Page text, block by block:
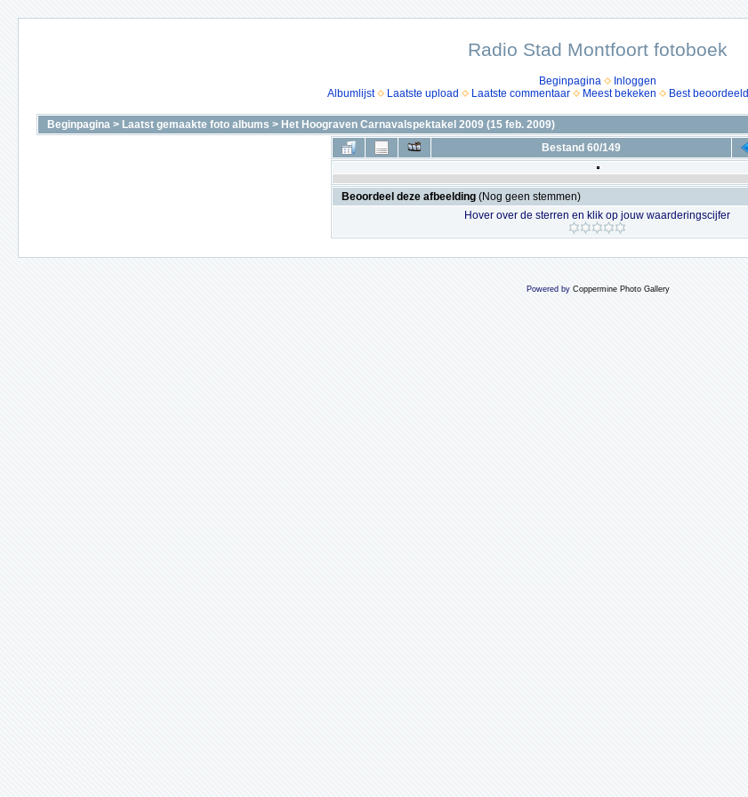
Radio Stad Montfoort fotoboek
Beginpagina
Inloggen
Albumlijst
Laatste upload Laatste commentaar Meest bekeken Best beoordeeld
Beginpagina > Laatst gemaakte foto albums > Het Hoograven Carnavalspektakel 2009 (15 feb. 2009)
Bestand 60/149
Beoordeel deze afbeelding (Nog geen stemmen)
Hover over de sterren en klik op jouw waarderingscijfer
Powered by Coppermine Photo Gallery